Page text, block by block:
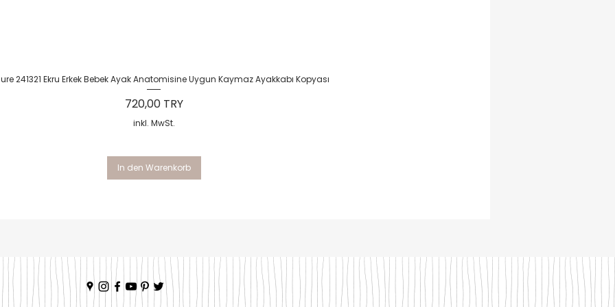
Schnellansicht
241321 Ekru Erkek Bebek Ayak Anatomisine Uygun Kaymaz Ayakkabı Kopyası
Preis
720,00 TRY
inkl. MwSt.
In den Warenkorb